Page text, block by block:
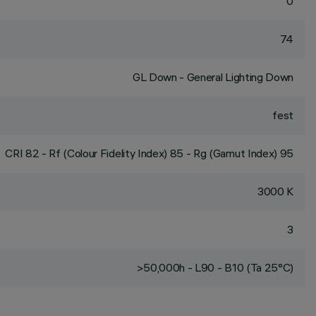
74
GL Down - General Lighting Down
fest
CRI 82 - Rf (Colour Fidelity Index) 85 - Rg (Gamut Index) 95
3000 K
3
>50,000h - L90 - B10 (Ta 25°C)